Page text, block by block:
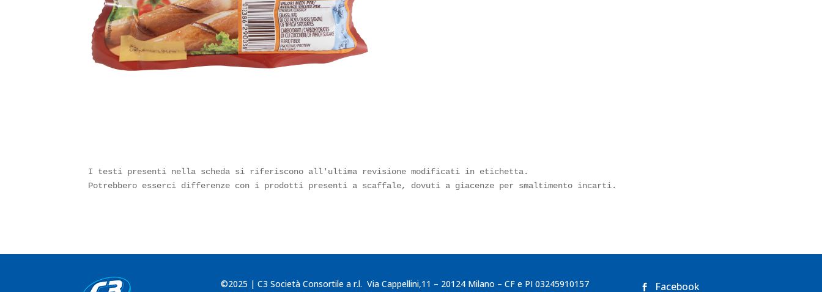
I testi presenti nella scheda si riferiscono all'ultima revisione modificati in etichetta.
Potrebbero esserci differenze con i prodotti presenti a scaffale, dovuti a giacenze per smaltimento incarti.
©2025 | C3 Società Consortile a r.l. Via Cappellini,11 – 20124 Milano – CF e PI 03245910157  Facebook